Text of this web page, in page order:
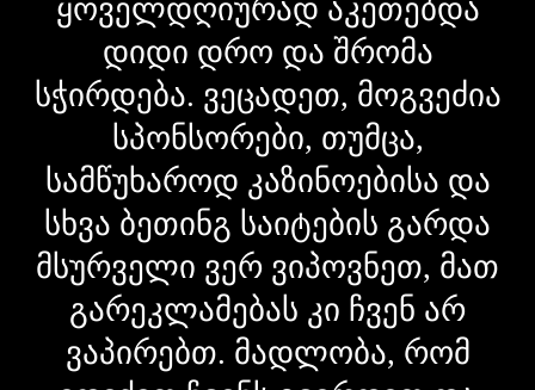
ყოველდღიურად აკეთებდა
დიდი დრო და შრომა
სჭირდება. ვეცადეთ, მოგვეძია
სპონსორები, თუმცა,
სამწუხაროდ კაზინოებისა და
სხვა ბეთინგ საიტების გარდა
მსურველი ვერ ვიპოვნეთ, მათ
გარეკლამებას კი ჩვენ არ
ვაპირებთ. მადლობა, რომ